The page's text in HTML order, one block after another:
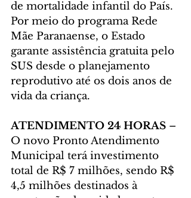
de mortalidade infantil do País.
Por meio do programa Rede
Mãe Paranaense, o Estado
garante assistência gratuita pelo
SUS desde o planejamento
reprodutivo até os dois anos de
vida da criança.
ATENDIMENTO 24 HORAS –
O novo Pronto Atendimento
Municipal terá investimento
total de R$ 7 milhões, sendo R$
4,5 milhões destinados à